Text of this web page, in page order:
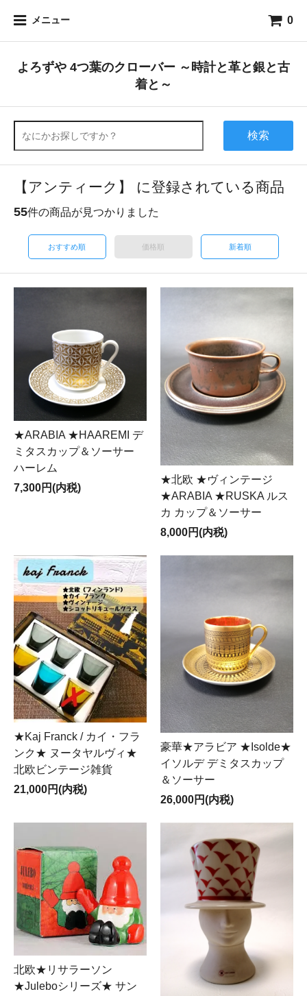
メニュー 0
よろずや 4つ葉のクローバー ～時計と革と銀と古
着と～
検索
【アンティーク】 に登録されている商品
55件の商品が見つかりました
おすすめ順 価格順 新着順
★ARABIA ★HAAREMI デ
ミタスカップ＆ソーサー
ハーレム
7,300円(内税)
★北欧 ★ヴィンテージ
★ARABIA ★RUSKA ルス
カ カップ＆ソーサー
8,000円(内税)
★Kaj Franck / カイ・フラ
ンク★ ヌータヤルヴィ★
北欧ビンテージ雑貨
21,000円(内税)
豪華★アラビア ★Isolde★
イソルデ デミタスカップ
＆ソーサー
26,000円(内税)
北欧★リサラーソン
★Juleboシリーズ★ サン